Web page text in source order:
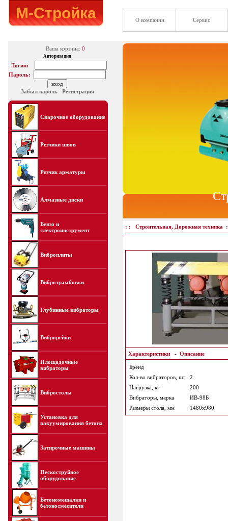
М-Стройка О компании Сервис
Ваша корзина: 0
Авторизация
Логин:
Пароль:
Забыл пароль Регистрация
Сварочное оборудование
Резчики швов
Резчик арматуры
Алмазные диски
Бензо и
электроинструмент
Виброплиты
Вибротрамбовки
Глубинные вибраторы
Виброрейки
Площадочные
вибраторы
Вибростолы
Установка для
вакуумирования бетона
Затирочные машины
Пескоструйное
оборудование
Бетономешалки и
бетоносмесители
: : Строительная, Дорожная техника
Характеристики- Описание
Бренд
Кол-во вибраторов, шт
2
Нагрузка, кг
200
Вибраторы, марка
ИВ-98Б
Размеры стола, мм
1480х980